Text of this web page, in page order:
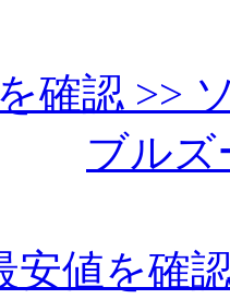
確認 >>
ブル
安値を確